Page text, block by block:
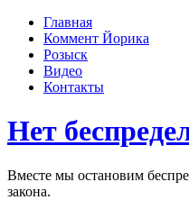
Главная
Коммент Йорика
Розыск
Видео
Контакты
Нет
Вместе мы остановим
закона.